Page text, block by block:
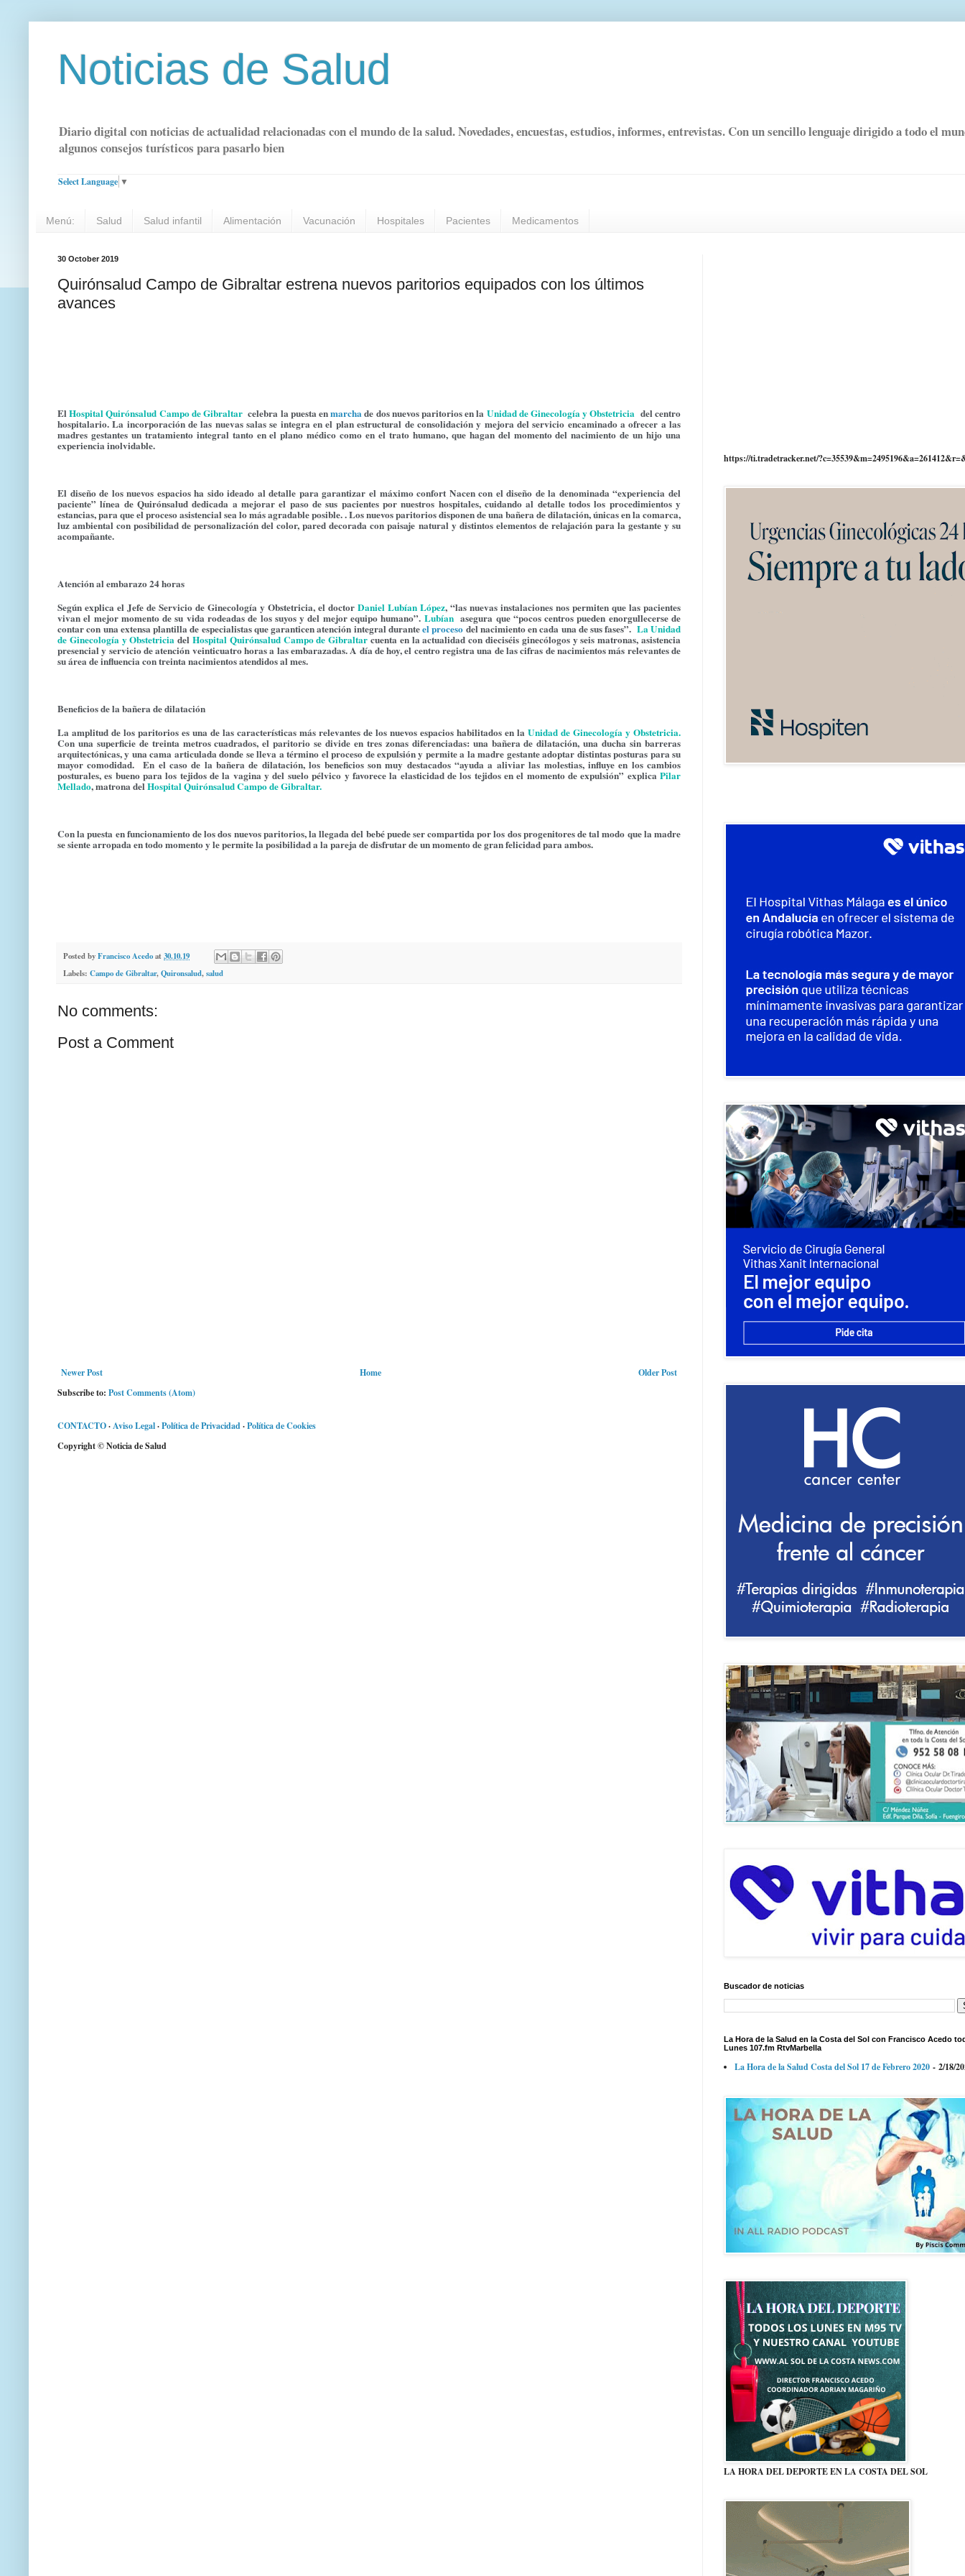
Noticias de Salud
Diario digital con noticias de actualidad relacionadas con el mundo de la salud. Novedades, encuestas, estudios, informes, entrevistas. Con un sencillo lenguaje dirigido a todo el
algunos consejos turísticos para pasarlo bien
Select Language ▼
Menú: Salud Salud infantil Alimentación Vacunación Hospitales Pacientes Medicamentos
30 October 2019
Quirónsalud Campo de Gibraltar estrena nuevos paritorios equipados con los últimos
avances
ElHospital Quirónsalud Campo de Gibraltar celebra la puesta enmarchade dos nuevos paritorios en la Unidad de Ginecología y Obstetricia del centro
hospitalario. La incorporación de las nuevas salas se integra en el plan estructural de consolidación y mejora del servicio encaminado a ofrecer a las
madres gestantes un tratamiento integral tanto en el plano médico como en el trato humano, que hagan del momento del nacimiento de un hijo una
experiencia inolvidable.
El diseño de los nuevos espacios ha sido ideado al detalle para garantizar el máximo confort Nacen con el diseño de la denominada “experiencia del
paciente” línea de Quirónsalud dedicada a mejorar el paso de sus pacientes por nuestros hospitales, cuidando al detalle todos los procedimientos y
estancias, para que el proceso asistencial sea lo más agradable posible. . Los nuevos paritorios disponen de una bañera de dilatación, únicas en la comarca,
luz ambiental con posibilidad de personalización del color, pared decorada con paisaje natural y distintos elementos de relajación para la gestante y su
acompañante.
Atención al embarazo 24 horas
Según explica el Jefe de Servicio de Ginecología y Obstetricia, el doctor Daniel Lubían López, “las nuevas instalaciones nos permiten que las pacientes
vivan el mejor momento de su vida rodeadas de los suyos y del mejor equipo humano”. Lubían asegura que “pocos centros pueden enorgullecerse de
contar con una extensa plantilla de especialistas que garanticen atención integral duranteel proceso del nacimiento en cada una de sus fases”. LaUnidad
de Ginecología y Obstetricia delHospital Quirónsalud Campo de Gibraltar cuenta en la actualidad con dieciséis ginecólogos y seis matronas, asistencia
presencial y servicio de atención veinticuatro horas a las embarazadas. A día de hoy, el centro registra una de las cifras de nacimientos más relevantes de
su área de influencia con treinta nacimientos atendidos al mes.
Beneficios de la bañera de dilatación
La amplitud de los paritorios es una de las características más relevantes de los nuevos espacios habilitados en la Unidad de Ginecología y Obstetricia.
Con una superficie de treinta metros cuadrados, el paritorio se divide en tres zonas diferenciadas: una bañera de dilatación, una ducha sin barreras
arquitectónicas, y una cama articulada donde se lleva a término el proceso de expulsión y permite a la madre gestante adoptar distintas posturas para su
mayor comodidad. En el caso de la bañera de dilatación, los beneficios son muy destacados “ayuda a aliviar las molestias, influye en los cambios
posturales, es bueno para los tejidos de la vagina y del suelo pélvico y favorece la elasticidad de los tejidos en el momento de expulsión” explica Pilar
Mellado, matrona delHospital Quirónsalud Campo de Gibraltar.
Con la puesta en funcionamiento de los dos nuevos paritorios, la llegada del bebé puede ser compartida por los dos progenitores de tal modo que la madre
se siente arropada en todo momento y le permite la posibilidad a la pareja de disfrutar de un momento de gran felicidad para ambos.
Posted byFrancisco Acedoat 30.10.19
Labels: Campo de Gibraltar,Quironsalud,salud
No comments:
Post a Comment
Newer Post Older Post
Home
Subscribe to: Post Comments (Atom)
CONTACTO·Aviso Legal·Política de Privacidad·Política de Cookies
Copyright © Noticia de Salud
https://ti.tradetracker.net/
Buscador de noticias
La Hora de la Salud en la Costa del Sol con Francisco Acedo
Lunes 107.fm RtvMarbella
La Hora de la Salud Costa del Sol 17 de Febrero 2020 - 2/18/
LA HORA DEL DEPORTE EN LA COSTA DEL SOL